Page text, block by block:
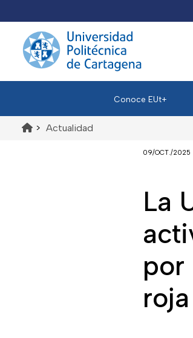
Conoce EUt+
> Actualidad
09/OCT./2025
La
por
roja